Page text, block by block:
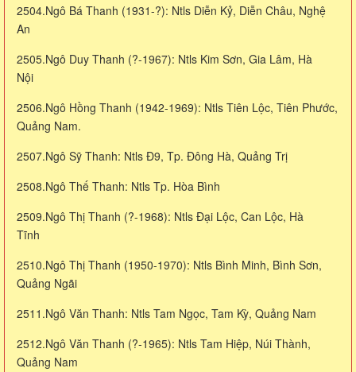
2504.Ngô Bá Thanh (1931-?): Ntls Diễn Kỷ, Diễn Châu, Nghệ
An
2505.Ngô Duy Thanh (?-1967): Ntls Kim Sơn, Gia Lâm, Hà
Nội
2506.Ngô Hồng Thanh (1942-1969): Ntls Tiên Lộc, Tiên Phước,
Quảng Nam.
2507.Ngô Sỹ Thanh: Ntls Đ9, Tp. Đông Hà, Quảng Trị
2508.Ngô Thế Thanh: Ntls Tp. Hòa Bình
2509.Ngô Thị Thanh (?-1968): Ntls Đại Lộc, Can Lộc, Hà
Tĩnh
2510.Ngô Thị Thanh (1950-1970): Ntls Bình Minh, Bình Sơn,
Quảng Ngãi
2511.Ngô Văn Thanh: Ntls Tam Ngọc, Tam Kỳ, Quảng Nam
2512.Ngô Văn Thanh (?-1965): Ntls Tam Hiệp, Núi Thành,
Quảng Nam